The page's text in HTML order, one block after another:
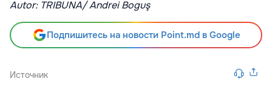
Autor: TRIBUNA/ Andrei Boguş
Подпишитесь на новости Point.md в Google
Источник